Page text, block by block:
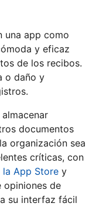
una app como
y eficaz
de los recibos.
o daño y
documentos
organización sea
críticas, con
la App Store y
opiniones de
su interfaz fácil